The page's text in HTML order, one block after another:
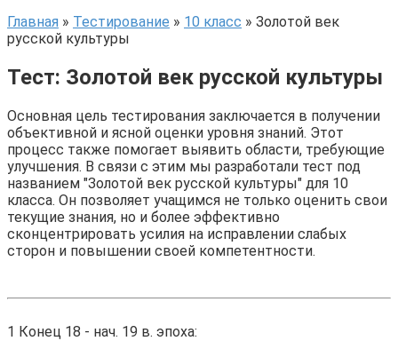
Главная » Тестирование » 10 класс » Золотой век
русской культуры
Тест: Золотой век русской культуры
Основная цель тестирования заключается в получении
объективной и ясной оценки уровня знаний. Этот
процесс также помогает выявить области, требующие
улучшения. В связи с этим мы разработали тест под
названием "Золотой век русской культуры" для 10
класса. Он позволяет учащимся не только оценить свои
текущие знания, но и более эффективно
сконцентрировать усилия на исправлении слабых
сторон и повышении своей компетентности.
1 Конец 18 - нач. 19 в. эпоха: